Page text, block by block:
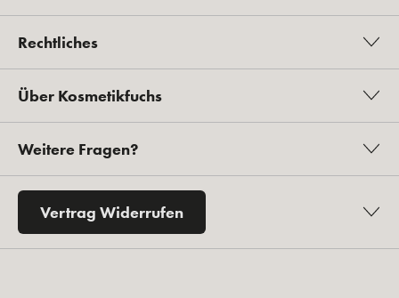
Rechtliches
Über Kosmetikfuchs
Weitere Fragen?
Vertrag Widerrufen